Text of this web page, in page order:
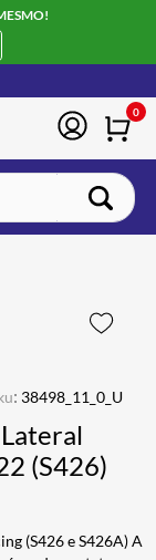
0
: 38498_11_0_U
(S426)
(S426 e S426A) A